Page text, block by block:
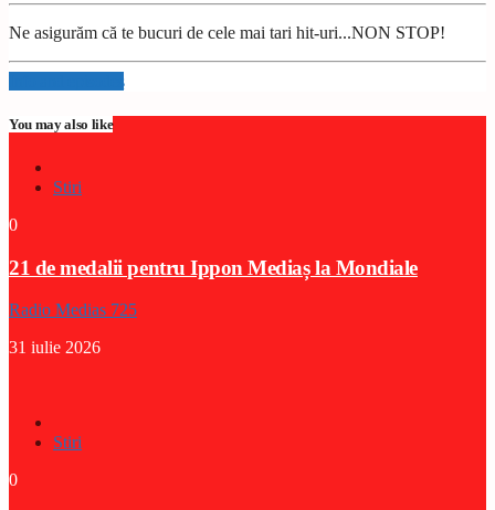
Ne asigurăm că te bucuri de cele mai tari hit-uri...NON STOP!
Info and episodes
You may also like
Stiri
0
21 de medalii pentru Ippon Mediaș la Mondiale
Radio Medias 725
31 iulie 2026
Stiri
0